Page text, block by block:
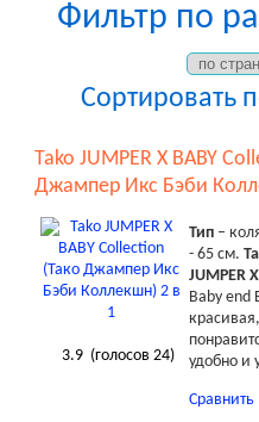
Фильтр по
Сортировать
Tako JUMPER X BABY
Джампер Икс Бэби
3.9(голосов 24)
Тип–
- 65 см.
JUMPER X
Baby end
удобно и
Сравнить